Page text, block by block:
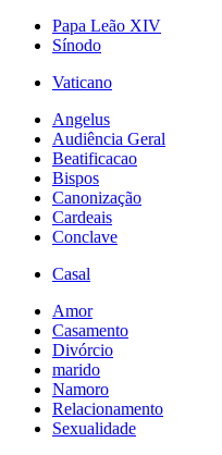
Papa Leão XIV
Sínodo
Vaticano
Angelus
Audiência Geral
Beatificacao
Bispos
Canonização
Cardeais
Conclave
Casal
Amor
Casamento
Divórcio
marido
Namoro
Relacionamento
Sexualidade